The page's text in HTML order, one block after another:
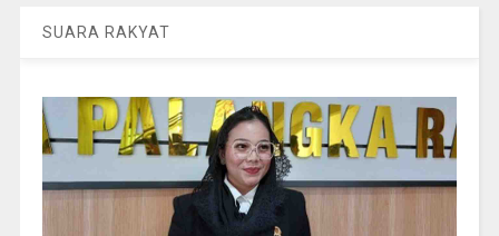
SUARA RAKYAT